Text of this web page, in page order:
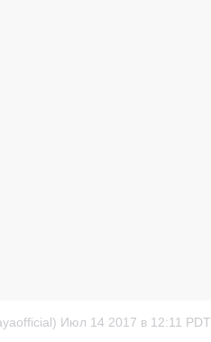
Июл 14 2017 в 12:11 PDT